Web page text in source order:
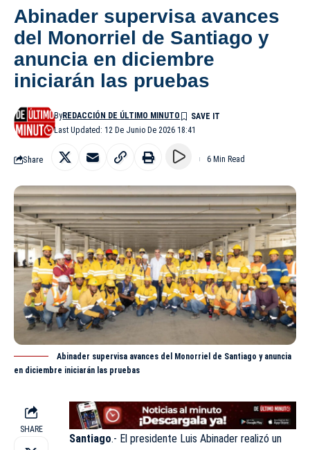
Abinader supervisa avances
del Monorriel de Santiago y
anuncia en diciembre
iniciarán las pruebas
Last Updated: 12 De Junio De 2026 18:41
ByREDACCIÓN DE ÚLTIMO MINUTO
Share 6 Min Read
Abinader supervisa avances del Monorriel de Santiago y anuncia
en diciembre iniciarán las pruebas
SHARE
Santiago.- El presidente Luis Abinader realizó un